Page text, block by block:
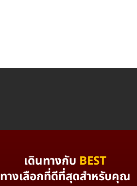
เดินทางกับ BEST
ทางเลือกที่ดีที่สุดสำหรับคุณ